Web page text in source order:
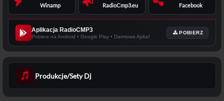
Winamp RadioCmp3.eu Facebook
Aplikacja RadioCMP3
Pobierz na Android • Google Play • Darmowa Apka!
POBIERZ
Produkcje/Sety Dj